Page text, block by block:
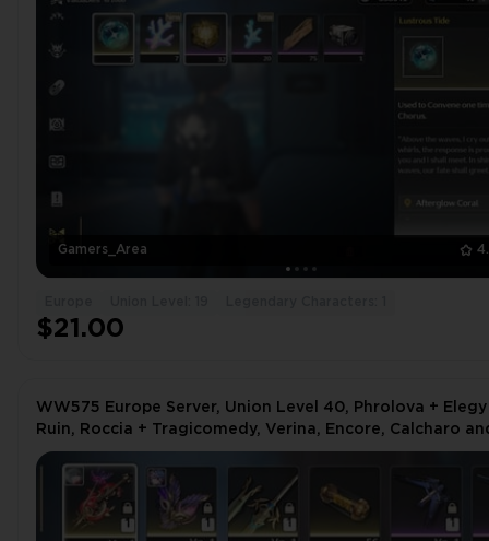
Gamers_Area
$21.00
WW575 Europe Server, Union Level 40, Phrolova +
Ruin, Roccia + Tragicomedy, Verina, Encore, Calcharo
Lingyang